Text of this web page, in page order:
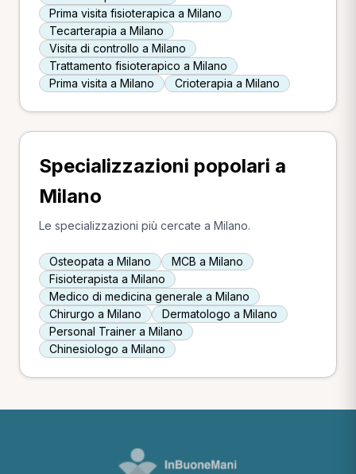
Prima visita fisioterapica a Milano
Tecarterapia a Milano
Visita di controllo a Milano
Trattamento fisioterapico a Milano
Prima visita a Milano
Crioterapia a Milano
Specializzazioni popolari a
Milano
Le specializzazioni più cercate a Milano.
Osteopata a Milano
MCB a Milano
Fisioterapista a Milano
Medico di medicina generale a Milano
Chirurgo a Milano
Dermatologo a Milano
Personal Trainer a Milano
Chinesiologo a Milano